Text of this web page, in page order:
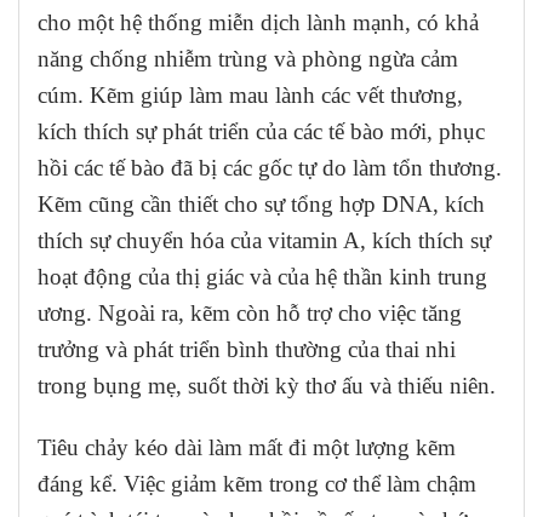
cho một hệ thống miễn dịch lành mạnh, có khả
năng chống nhiễm trùng và phòng ngừa cảm
cúm. Kẽm giúp làm mau lành các vết thương,
kích thích sự phát triển của các tế bào mới, phục
hồi các tế bào đã bị các gốc tự do làm tổn thương.
Kẽm cũng cần thiết cho sự tổng hợp DNA, kích
thích sự chuyển hóa của vitamin A, kích thích sự
hoạt động của thị giác và của hệ thần kinh trung
ương. Ngoài ra, kẽm còn hỗ trợ cho việc tăng
trưởng và phát triển bình thường của thai nhi
trong bụng mẹ, suốt thời kỳ thơ ấu và thiếu niên.
Tiêu chảy kéo dài làm mất đi một lượng kẽm
đáng kể. Việc giảm kẽm trong cơ thể làm chậm